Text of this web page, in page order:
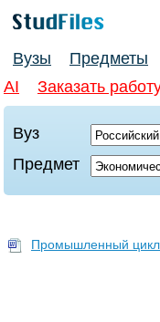
Вузы Предметы
AI
Заказать
Вуз
Предмет
Промышленный